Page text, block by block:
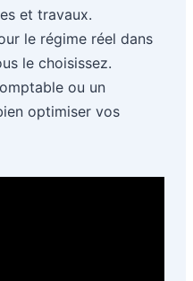
et travaux.
le régime réel dans
le choisissez.
ou un
optimiser vos